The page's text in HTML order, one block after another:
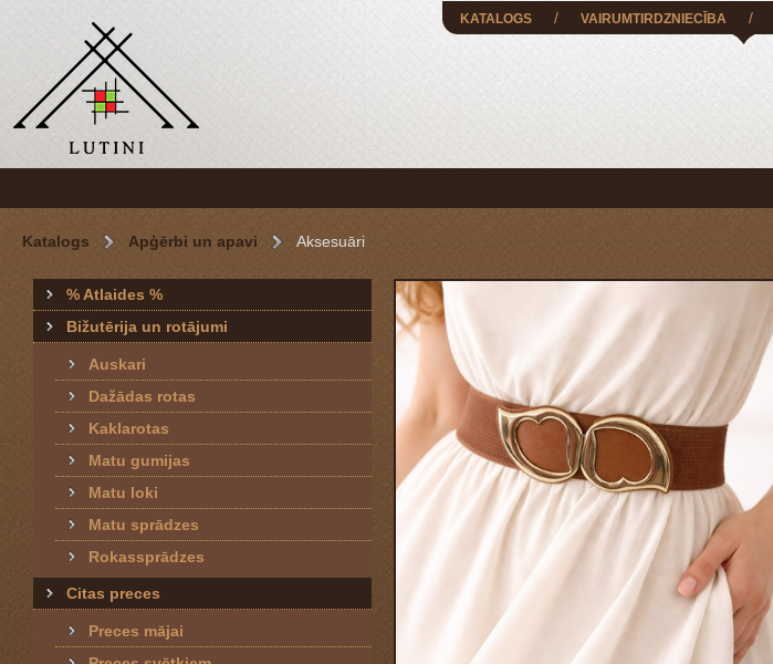
KATALOGS / VAIRUMTIRDZNIECĪBA /
Katalogs Apģērbi un apavi Aksesuāri
% Atlaides %
Bižutērija un rotājumi
Auskari
Dažādas rotas
Kaklarotas
Matu gumijas
Matu loki
Matu sprādzes
Rokassprādzes
Citas preces
Preces mājai